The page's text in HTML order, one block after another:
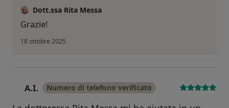
Dott.ssa Rita Messa
Grazie!
18 ottobre 2025
A.I. Numero di telefono verificato